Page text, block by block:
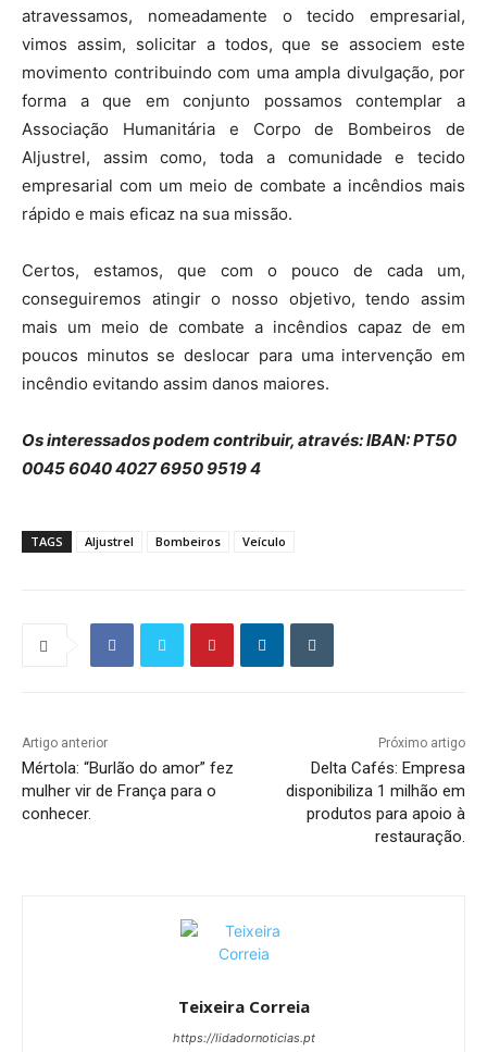
atravessamos, nomeadamente o tecido empresarial,
vimos assim, solicitar a todos, que se associem este
movimento contribuindo com uma ampla divulgação, por
forma a que em conjunto possamos contemplar a
Associação Humanitária e Corpo de Bombeiros de
Aljustrel, assim como, toda a comunidade e tecido
empresarial com um meio de combate a incêndios mais
rápido e mais eficaz na sua missão.
Certos, estamos, que com o pouco de cada um,
conseguiremos atingir o nosso objetivo, tendo assim
mais um meio de combate a incêndios capaz de em
poucos minutos se deslocar para uma intervenção em
incêndio evitando assim danos maiores.
Os interessados podem contribuir, através: IBAN: PT50
0045 6040 4027 6950 9519 4
TAGS Aljustrel Bombeiros Veículo
Artigo anterior
Mértola: “Burlão do amor” fez
mulher vir de França para o
conhecer.
Próximo artigo
Delta Cafés: Empresa
disponibiliza 1 milhão em
produtos para apoio à
restauração.
Teixeira Correia
https://lidadornoticias.pt